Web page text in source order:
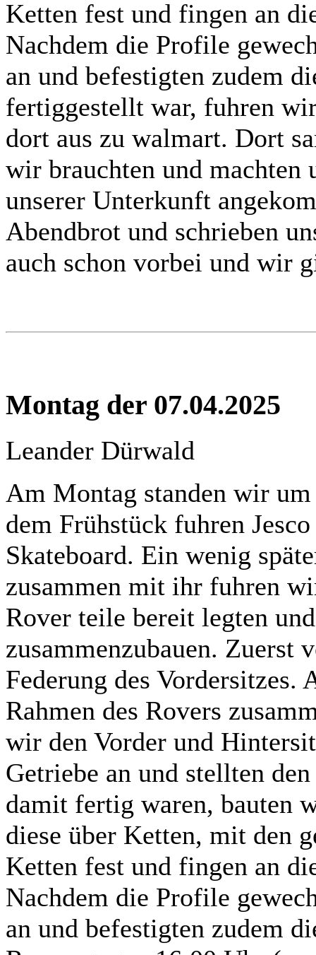
Ketten fest und fingen an
Nachdem die Profile
an und befestigten zudem
fertiggestellt war, fuhren
dort aus zu walmart. Dort
wir brauchten und machten
unserer Unterkunft
Abendbrot und schrieben
auch schon vorbei und wir
Montag der 07.04.2025
Leander Dürwald
Am Montag standen wir
dem Frühstück fuhren
Skateboard. Ein wenig
zusammen mit ihr fuhren
Rover teile bereit legten
zusammenzubauen. Zuerst
Federung des
Rahmen des Rovers
wir den Vorder und
Getriebe an und stellten
damit fertig waren, bauten
diese über Ketten, mit den
Ketten fest und fingen an
Nachdem die Profile
an und befestigten zudem